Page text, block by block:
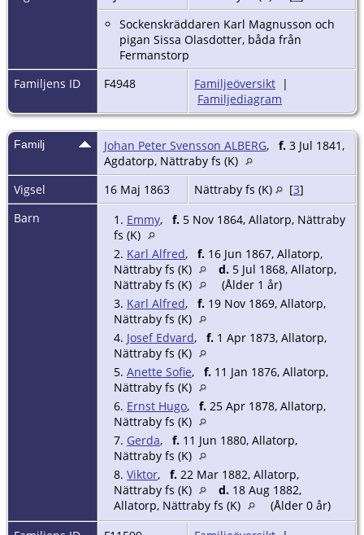
Sockenskräddaren Karl Magnusson och
pigan Sissa Olasdotter, båda från
Fermanstorp
Familjens ID
F4948 Familjeöversikt |
Familjediagram
Familj Johan Peter Svensson ALBERG, f. 3 Jul 1841,
Agdatorp, Nättraby fs (K)
Vigsel
16 Maj 1863 Nättraby fs (K) [3]
Barn
1. Emmy, f. 5 Nov 1864, Allatorp, Nättraby
fs (K)
2. Karl Alfred, f. 16 Jun 1867, Allatorp,
Nättraby fs (K)
d. 5 Jul 1868, Allatorp,
Nättraby fs (K)
(Ålder 1 år)
3. Karl Alfred, f. 19 Nov 1869, Allatorp,
Nättraby fs (K)
4. Josef Edvard, f. 1 Apr 1873, Allatorp,
Nättraby fs (K)
5. Anette Sofie, f. 11 Jan 1876, Allatorp,
Nättraby fs (K)
6. Ernst Hugo, f. 25 Apr 1878, Allatorp,
Nättraby fs (K)
7. Gerda, f. 11 Jun 1880, Allatorp,
Nättraby fs (K)
8. Viktor, f. 22 Mar 1882, Allatorp,
Nättraby fs (K)
d. 18 Aug 1882,
Allatorp, Nättraby fs (K)
(Ålder 0 år)